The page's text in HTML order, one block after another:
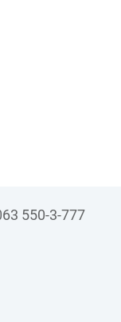
550-3-777